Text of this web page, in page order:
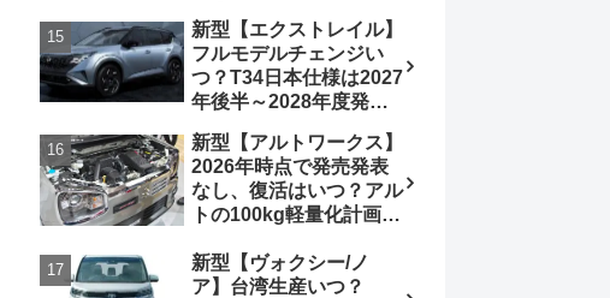
発売される可能性は【ト
ヨタ最新情報デザイン予
想画像】スライドドア装
備の要望も
新型【エクストレイル】
フルモデルチェンジい
つ？T34日本仕様は2027
年後半～2028年度発売
米ローグe-POWERは
2026年後半投入へ
新型【アルトワークス】
2026年時点で発売発表
なし、復活はいつ？アル
トの100kg軽量化計画は
処、5MTターボとアルト
スピリットに期待【スズ
新型【ヴォクシー/ノ
ア】台湾生産いつ？